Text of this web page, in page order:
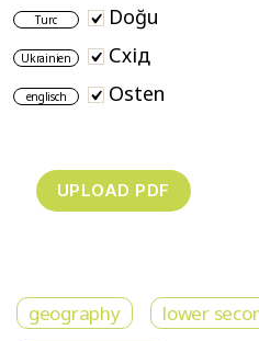
Turc Doğu
Ukrainien Схід
englisch Osten
geography
lower